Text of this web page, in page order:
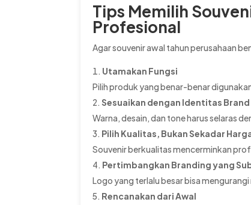
Tips Memilih
Profesional
Agar souvenir awal tahun perusahaan
Utamakan Fungsi
Pilih produk yang benar-benar
Sesuaikan dengan Identitas Brand
Warna, desain, dan tone harus selaras
Pilih Kualitas, Bukan Sekadar
Souvenir berkualitas mencerminkan
Pertimbangkan Branding yang
Logo yang terlalu besar bisa
Rencanakan dari Awal